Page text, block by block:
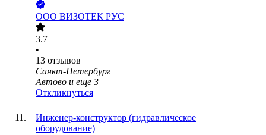
ООО ВИЗОТЕК РУС
3.7
•
13 отзывов
Санкт-Петербург
Автово и еще 3
Откликнуться
Инженер-конструктор (гидравлическое
оборудование)